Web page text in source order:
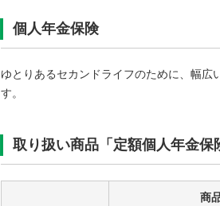
個人年金保険
ゆとりあるセカンドライフのために、幅広
す。
取り扱い商品「定額個人年金保
商